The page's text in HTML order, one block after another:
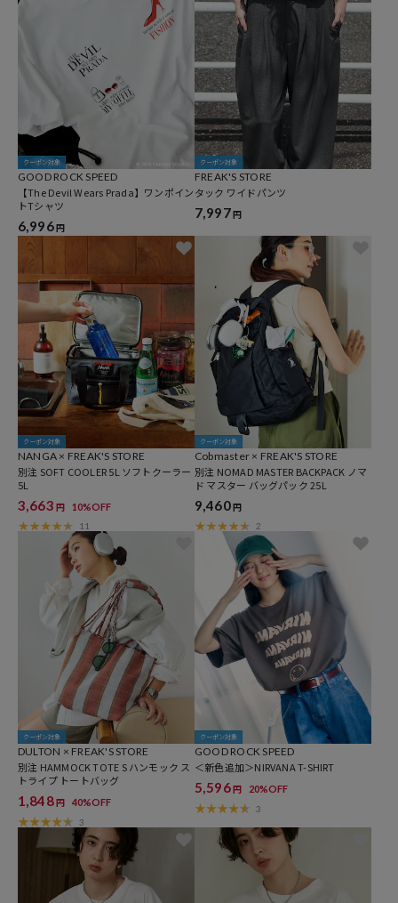
クーポン対象
GOOD ROCK SPEED
【The Devil Wears Prada】ワンポイン
トTシャツ
6,996円
クーポン対象
FREAK'S STORE
タック ワイドパンツ
7,997円
クーポン対象
NANGA × FREAK'S STORE
別注 SOFT COOLER 5L ソフトクーラー
5L
3,663 円 10%OFF
11
クーポン対象
Cobmaster × FREAK'S STORE
別注 NOMAD MASTER BACKPACK ノマ
ド マスター バッグパック 25L
9,460円
2
クーポン対象
DULTON × FREAK'S STORE
別注 HAMMOCK TOTE S ハンモック ス
トライプ トートバッグ
1,848 円 40%OFF
3
クーポン対象
GOOD ROCK SPEED
＜新色追加＞NIRVANA T-SHIRT
5,596 円 20%OFF
3